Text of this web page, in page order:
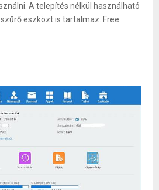
A telepítés nélkül használható
eszközt is tartalmaz. Free